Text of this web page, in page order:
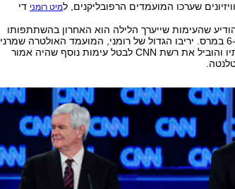
שערכו המועמדים הרפובליקנים, למיט רומני די
שהעימות שייערך הלילה הוא האחרון בהשתתפותו
לפני "יום שלישי הגדול" ב-6 במרס. יריבו הגדול של רומני, המועמד האולטרה שמרני
ריק סנטורום, הלך בעקבותיו והוביל את רשת CNN לבטל עימות נוסף שהיה אמור